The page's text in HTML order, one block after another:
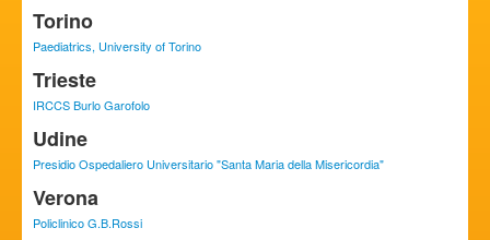
Torino
Paediatrics, University of Torino
Trieste
IRCCS Burlo Garofolo
Udine
Presidio Ospedaliero Universitario "Santa Maria della Misericordia"
Verona
Policlinico G.B.Rossi